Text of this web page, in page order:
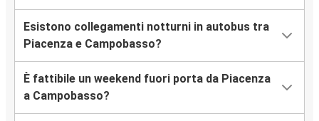
Esistono collegamenti notturni in autobus tra
Piacenza e Campobasso?
È fattibile un weekend fuori porta da Piacenza
a Campobasso?